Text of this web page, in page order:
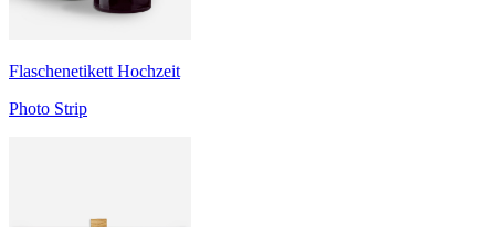
Flaschenetikett Hochzeit
Photo Strip